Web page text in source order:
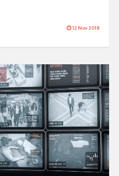
12 Nov 2019